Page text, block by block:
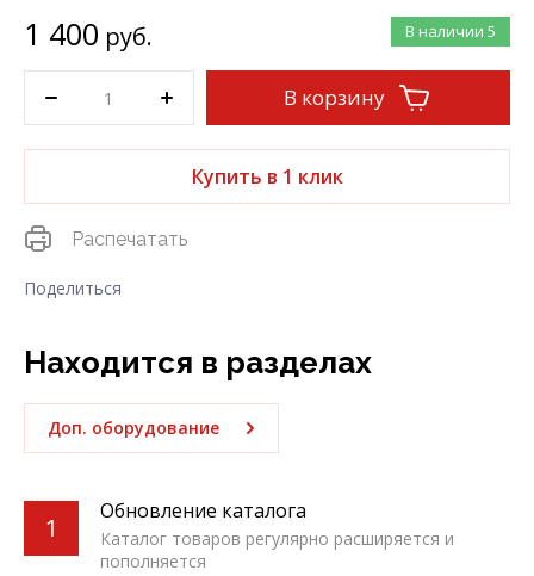
В наличии 5
1 400 руб.
В корзину
Купить в 1 клик
Поделиться
Распечатать
Находится в разделах
Доп. оборудование
1
Обновление каталога
Каталог товаров регулярно расширяется и
пополняется